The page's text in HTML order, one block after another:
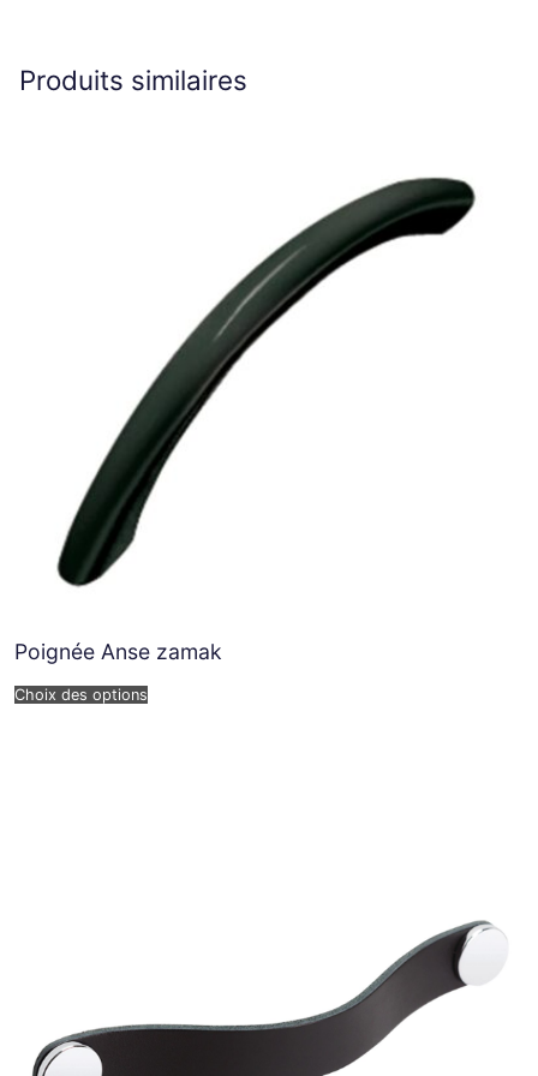
Produits similaires
Poignée Anse zamak
Choix des options